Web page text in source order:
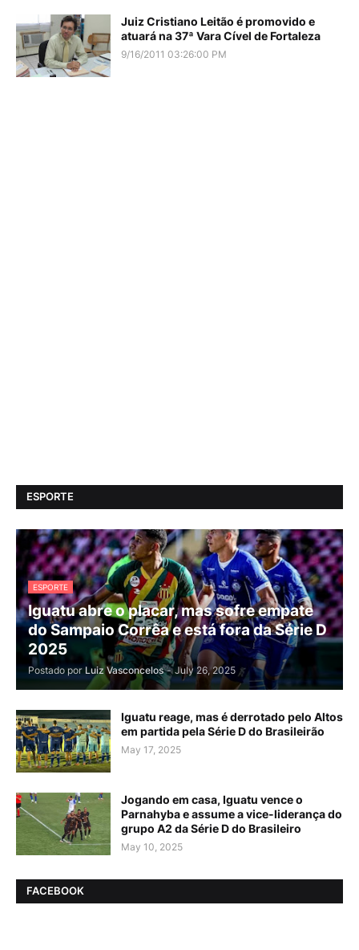
Juiz Cristiano Leitão é promovido e
atuará na 37ª Vara Cível de Fortaleza
9/16/2011 03:26:00 PM
ESPORTE
ESPORTE
Iguatu abre o placar, mas sofre empate
do Sampaio Corrêa e está fora da Série D
2025
Postado por Luiz Vasconcelos - July 26, 2025
Iguatu reage, mas é derrotado pelo Altos
em partida pela Série D do Brasileirão
May 17, 2025
Jogando em casa, Iguatu vence o
Parnahyba e assume a vice-liderança do
grupo A2 da Série D do Brasileiro
May 10, 2025
FACEBOOK